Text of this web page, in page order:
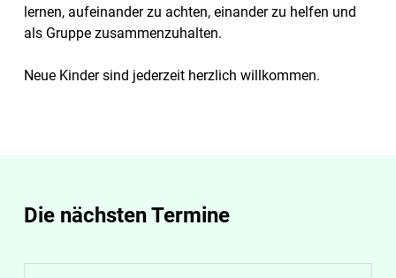
lernen, aufeinander zu achten, einander zu helfen und
als Gruppe zusammenzuhalten.
Neue Kinder sind jederzeit herzlich willkommen.
Die nächsten Termine